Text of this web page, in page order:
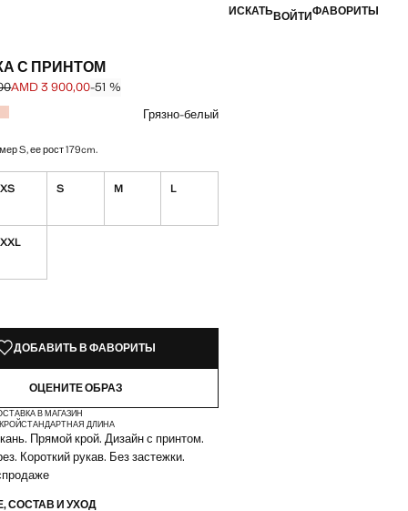
ИСКАТЬВОЙТИФАВОРИТЫ
С ПРИНТОМ
зачеркнута [AMD 7 900,00 ]
[AMD 3 900,00 ]
AMD 3 900,00-51 %
Грязно-белый
S, ее рост 179cm.
XS S M L
XXL
ДОБАВИТЬ В ФАВОРИТЫ
ОЦЕНИТЕ ОБРАЗ
В МАГАЗИН
СТАНДАРТНАЯ ДЛИНА
Прямой крой. Дизайн с принтом.
Короткий рукав. Без застежки.
СОСТАВ И УХОД